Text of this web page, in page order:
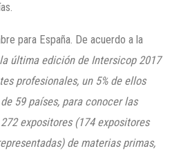
para España. De acuerdo a la
última edición de Intersicop 2017
profesionales, un 5% de ellos
59 países, para conocer las
expositores (174 expositores
s) de materias primas,